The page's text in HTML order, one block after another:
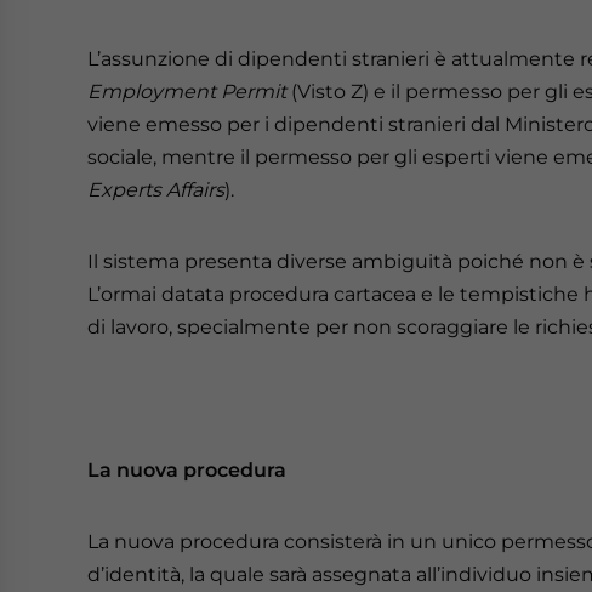
L’assunzione di dipendenti stranieri è attualmente
Employment Permit(Visto Z) e il permesso per gli
viene emesso per i dipendenti stranieri dal
sociale, mentre il permesso per gli esperti viene
Experts Affairs).
Il sistema presenta diverse ambiguità poiché non
L’ormai datata procedura cartacea e le
di lavoro, specialmente per non scoraggiare le
La nuova procedura
La nuova procedura consisterà in un unico
d’identità, la quale sarà assegnata all’individuo